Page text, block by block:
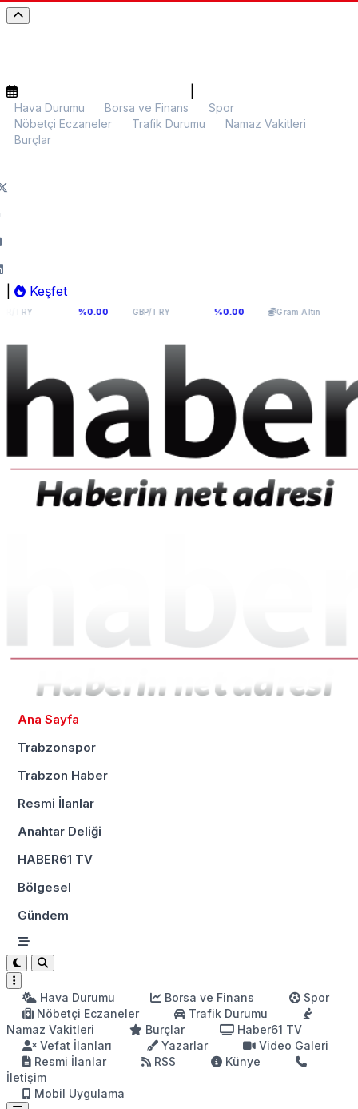
Hava Durumu Borsa ve Finans
Spor
Nöbetçi Eczaneler
Trafik Durumu
Namaz Vakitleri
Burçlar
Keşfet
%0.00 GBP/TRY 64,2936 %0.00 Gram Altın 6.107,34 %0.00
Ana Sayfa
Trabzonspor
Trabzon Haber
Resmi İlanlar
Anahtar Deliği
HABER61 TV
Bölgesel
Gündem
Hava Durumu Borsa ve Finans
Spor
Nöbetçi Eczaneler
Trafik Durumu
Namaz Vakitleri
Burçlar
Haber61 TV
Vefat İlanları
Yazarlar
Video Galeri
Resmi İlanlar
RSS
Künye
İletişim
Mobil Uygulama